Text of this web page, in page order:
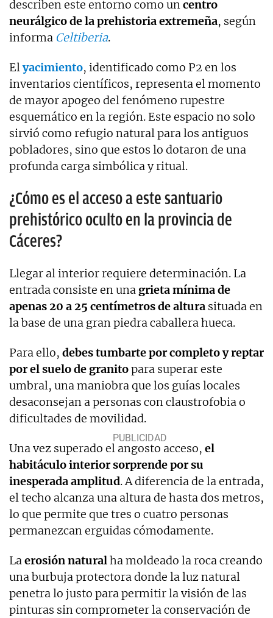
describen este entorno como uncentro
neurálgico de la prehistoria extremeña, según
informa Celtiberia.
Elyacimiento, identificado como P2 en los
inventarios científicos, representa el momento
de mayor apogeo del fenómeno rupestre
esquemático en la región. Este espacio no solo
sirvió como refugio natural para los antiguos
pobladores, sino que estos lo dotaron de una
profunda carga simbólica y ritual.
¿Cómo es el acceso a este santuario
prehistórico oculto en la provincia de
Cáceres?
Llegar al interior requiere determinación. La
entrada consiste en una grieta mínima de
apenas 20 a 25 centímetros de altura situada en
la base de una gran piedra caballera hueca.
Para ello, debes tumbarte por completo y reptar
por el suelo de granitopara superar este
umbral, una maniobra que los guías locales
desaconsejan a personas con claustrofobia o
dificultades de movilidad.
Una vez superado el angosto acceso, el
habitáculo interior sorprende por su
inesperada amplitud. A diferencia de la entrada,
el techo alcanza una altura de hasta dos metros,
lo que permite que tres o cuatro personas
permanezcan erguidas cómodamente.
Laerosión naturalha moldeado la roca creando
una burbuja protectora donde la luz natural
penetra lo justo para permitir la visión de las
pinturas sin comprometer la conservación de